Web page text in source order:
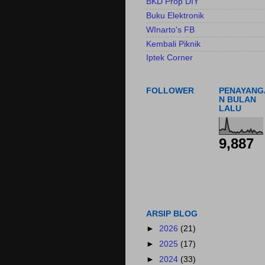
Buku Elektronik
WInarto's FB
Kembali Piknik
Iptek Corner
FOLLOWER
N BULAN
LALU
9,887
ARSIP BLOG
► 2026 (21)
► 2025 (17)
► 2024 (33)